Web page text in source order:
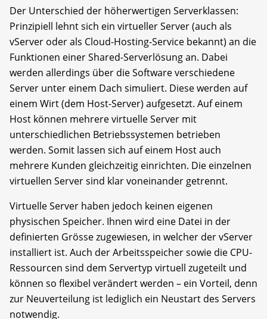
Der Unterschied der höherwertigen Serverklassen:
Prinzipiell lehnt sich ein virtueller Server (auch als
vServer oder als Cloud-Hosting-Service bekannt) an die
Funktionen einer Shared-Serverlösung an. Dabei
werden allerdings über die Software verschiedene
Server unter einem Dach simuliert. Diese werden auf
einem Wirt (dem Host-Server) aufgesetzt. Auf einem
Host können mehrere virtuelle Server mit
unterschiedlichen Betriebssystemen betrieben
werden. Somit lassen sich auf einem Host auch
mehrere Kunden gleichzeitig einrichten. Die einzelnen
virtuellen Server sind klar voneinander getrennt.
Virtuelle Server haben jedoch keinen eigenen
physischen Speicher. Ihnen wird eine Datei in der
definierten Grösse zugewiesen, in welcher der vServer
installiert ist. Auch der Arbeitsspeicher sowie die CPU-
Ressourcen sind dem Servertyp virtuell zugeteilt und
können so flexibel verändert werden – ein Vorteil, denn
zur Neuverteilung ist lediglich ein Neustart des Servers
notwendig.